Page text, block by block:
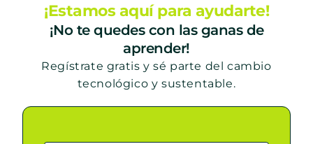
¡Estamos aquí para ayudarte!
¡No te quedes con las ganas de
aprender!
Regístrate gratis y sé parte del cambio
tecnológico y sustentable.